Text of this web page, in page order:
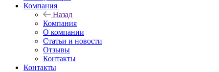
Компания
Назад
Компания
О компании
Статьи и новости
Отзывы
Контакты
Контакты